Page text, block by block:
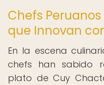
Chefs
que Innovan
En la escena
chefs han sabido
plato de Cuy